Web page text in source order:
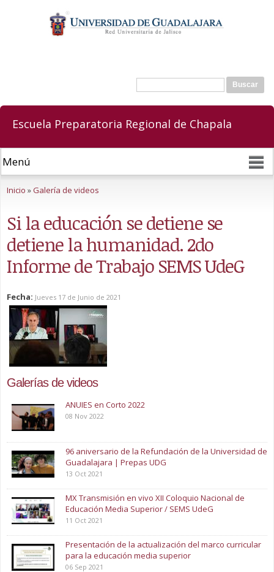
contenido
principal
Formulario de búsqueda
Buscar
Escuela Preparatoria Regional de Chapala
Inicio »Galería de videos
Si la educación se detiene se
detiene la humanidad. 2do
Informe de Trabajo SEMS UdeG
Fecha: Jueves 17 de Junio de 2021
Galerías de videos
ANUIES en Corto 2022
08 Nov 2022
96 aniversario de la Refundación de la Universidad de
Guadalajara | Prepas UDG
13 Oct 2021
MX Transmisión en vivo XII Coloquio Nacional de
Educación Media Superior / SEMS UdeG
11 Oct 2021
Presentación de la actualización del marco curricular
para la educación media superior
06 Sep 2021